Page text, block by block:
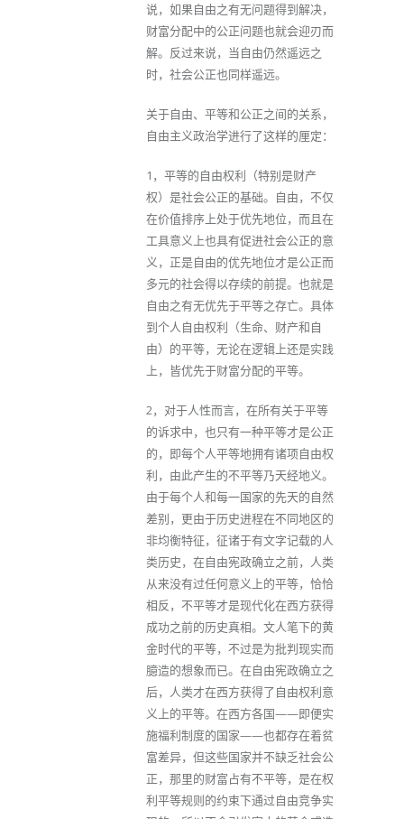
说，如果自由之有无问题得到解决，
财富分配中的公正问题也就会迎刃而
解。反过来说，当自由仍然遥远之
时，社会公正也同样遥远。
关于自由、平等和公正之间的关系，
自由主义政治学进行了这样的厘定：
1，平等的自由权利（特别是财产
权）是社会公正的基础。自由，不仅
在价值排序上处于优先地位，而且在
工具意义上也具有促进社会公正的意
义，正是自由的优先地位才是公正而
多元的社会得以存续的前提。也就是
自由之有无优先于平等之存亡。具体
到个人自由权利（生命、财产和自
由）的平等，无论在逻辑上还是实践
上，皆优先于财富分配的平等。
2，对于人性而言，在所有关于平等
的诉求中，也只有一种平等才是公正
的，即每个人平等地拥有诸项自由权
利，由此产生的不平等乃天经地义。
由于每个人和每一国家的先天的自然
差别，更由于历史进程在不同地区的
非均衡特征，征诸于有文字记载的人
类历史，在自由宪政确立之前，人类
从来没有过任何意义上的平等，恰恰
相反，不平等才是现代化在西方获得
成功之前的历史真相。文人笔下的黄
金时代的平等，不过是为批判现实而
臆造的想象而已。在自由宪政确立之
后，人类才在西方获得了自由权利意
义上的平等。在西方各国——即便实
施福利制度的国家——也都存在着贫
富差异，但这些国家并不缺乏社会公
正，那里的财富占有不平等，是在权
利平等规则的约束下通过自由竞争实